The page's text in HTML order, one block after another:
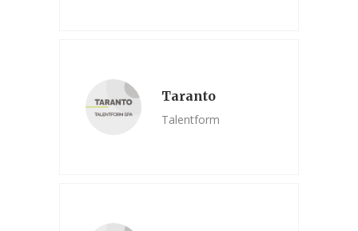
Taranto
Talentform